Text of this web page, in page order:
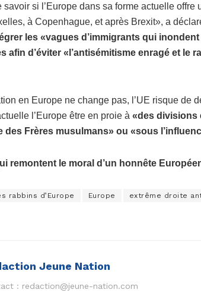
savoir si l’Europe dans sa forme actuelle
à Copenhague, et après Brexit», a
les «vagues d’immigrants qui
afin d’éviter «l’antisémitisme enragé et le
en Europe ne change pas, l’UE risque de
l’Europe être en proie à «des divisions
des Frères musulmans» ou «sous
remontent le moral d’un honnête
rabbins d’Europe Europe extrême droite
Jeune Nation
: redaction@jeune-nation.com